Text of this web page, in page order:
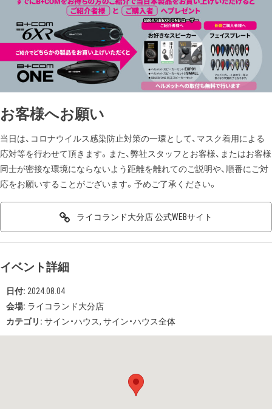
お客様へお願い
当日は、コロナウイルス感染防止対策の一環として、マスク着用による
応対等を行わせて頂きます。また、弊社スタッフとお客様、またはお客様
同士が密接な環境にならないよう距離を離れてのご説明や、順番にご対
応をお願いすることがございます。予めご了承ください。
ライコランド大分店 公式WEBサイト
イベント詳細
日付: 2024.08.04
会場: ライコランド大分店
カテゴリ: サイン・ハウス, サイン・ハウス全体